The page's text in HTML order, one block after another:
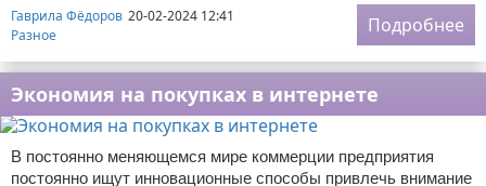
Гаврила Фёдоров 20-02-2024 12:41
Разное
Подробнее
Экономия на покупках в интернете
В постоянно меняющемся мире коммерции предприятия
постоянно ищут инновационные способы привлечь внимание